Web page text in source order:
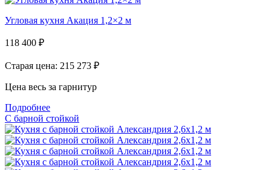
Угловая кухня Акация 1,2×2 м
118 400 ₽
Старая цена: 215 273 ₽
Цена весь за гарнитур
Подробнее
С барной стойкой